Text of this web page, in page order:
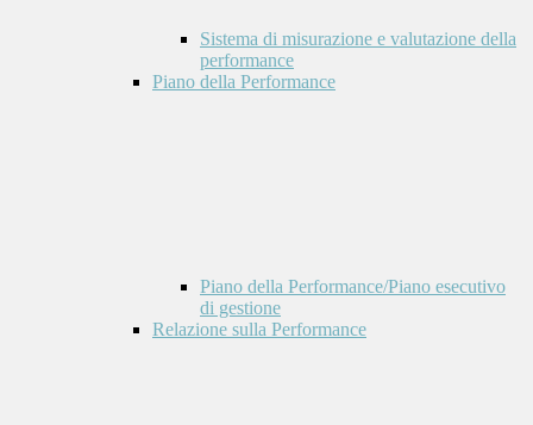
Sistema di misurazione e valutazione della
performance
Piano della Performance
Piano della Performance/Piano esecutivo
di gestione
Relazione sulla Performance